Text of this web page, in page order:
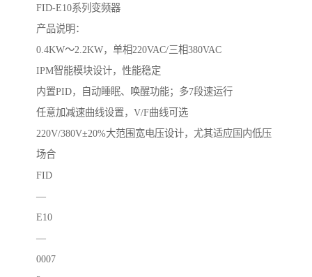
FID-E10系列变频器
产品说明：
0.4KW～2.2KW，单相220VAC/三相380VAC
IPM智能模块设计，性能稳定
内置PID，自动睡眠、唤醒功能；多7段速运行
任意加减速曲线设置，V/F曲线可选
220V/380V±20%大范围宽电压设计，尤其适应国内低压
场合
FID
—
E10
—
0007